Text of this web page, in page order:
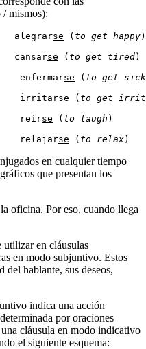
/ mismos):
alegrarse ( to get happy
cansarse ( to get tired
enfermarse ( to get sick
irritarse ( to get
reírse ( to laugh )
relajarse ( to relax)
en cualquier tiempo
que presentan los
oficina. Por eso, cuando llega
utilizar en cláusulas
en modo subjuntivo. Estos
del hablante, sus deseos,
indica una acción
por oraciones
cláusula en modo indicativo
el siguiente esquema: